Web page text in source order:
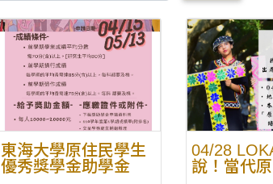
東海大學原住民學生
優秀獎學金助學金
04/28
說！當代